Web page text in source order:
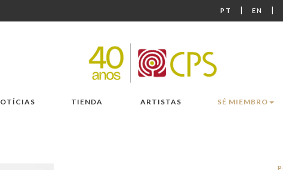
PT | EN |
TIENDA ARTISTAS SÉ MIEMBRO